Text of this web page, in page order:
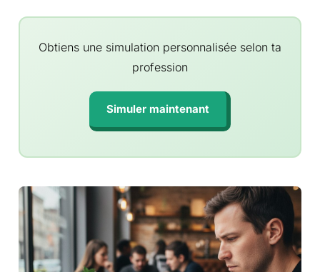
Obtiens une simulation personnalisée selon ta
profession
Simuler maintenant